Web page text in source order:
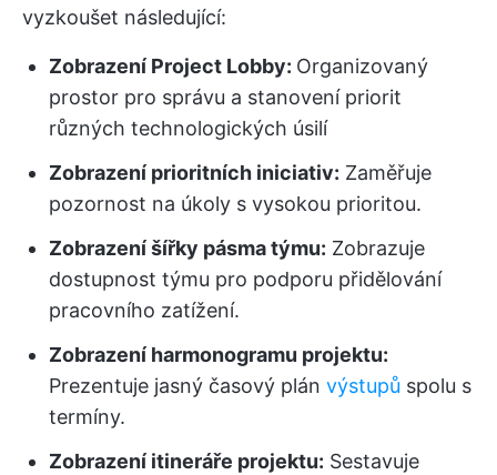
vyzkoušet následující:
Zobrazení Project Lobby: Organizovaný
prostor pro správu a stanovení priorit
různých technologických úsilí
Zobrazení prioritních iniciativ: Zaměřuje
pozornost na úkoly s vysokou prioritou.
Zobrazení šířky pásma týmu: Zobrazuje
dostupnost týmu pro podporu přidělování
pracovního zatížení.
Zobrazení harmonogramu projektu:
Prezentuje jasný časový plán výstupů spolu s
termíny.
Zobrazení itineráře projektu: Sestavuje